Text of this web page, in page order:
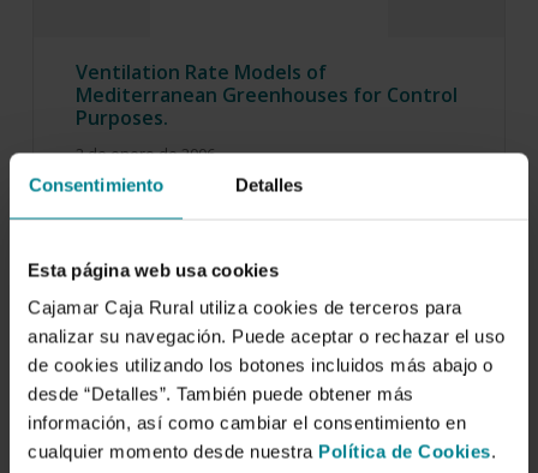
Consentimiento Detalles
Esta página web usa cookies
Cajamar Caja Rural utiliza cookies de terceros para
analizar su navegación. Puede aceptar o rechazar el uso
de cookies utilizando los botones incluidos más abajo o
desde “Detalles”. También puede obtener más
información, así como cambiar el consentimiento en
cualquier momento desde nuestra Política de Cookies.
Ventilation Rate Models of
Mediterranean Greenhouses for Control
Purposes.
2 de enero de 2006
Successful crop growth requires adequate
greenhouse climate conditions that can be